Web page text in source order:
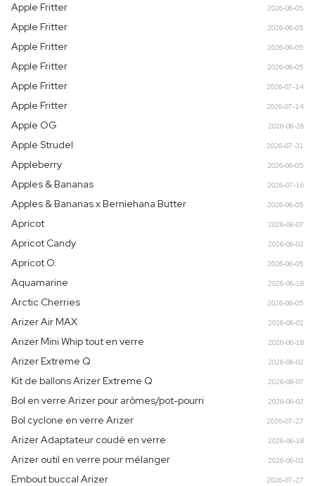
Apple Fritter 2026-06-05
Apple Fritter 2026-06-05
Apple Fritter 2026-06-05
Apple Fritter 2026-06-05
Apple Fritter 2026-07-14
Apple Fritter 2026-07-14
Apple OG 2026-06-26
Apple Strudel 2026-07-31
Appleberry 2026-06-05
Apples & Bananas 2026-07-16
Apples & Bananas x Berniehana Butter 2026-06-05
Apricot 2026-08-07
Apricot Candy 2026-06-02
Apricot O. 2026-06-05
Aquamarine 2026-06-18
Arctic Cherries 2026-06-05
Arizer Air MAX 2026-06-02
Arizer Mini Whip tout en verre 2026-06-18
Arizer Extreme Q 2026-06-02
Kit de ballons Arizer Extreme Q 2026-08-07
Bol en verre Arizer pour arômes/pot-pourri 2026-06-02
Bol cyclone en verre Arizer 2026-07-27
Arizer Adaptateur coudé en verre 2026-06-18
Arizer outil en verre pour mélanger 2026-06-02
Embout buccal Arizer 2026-07-27